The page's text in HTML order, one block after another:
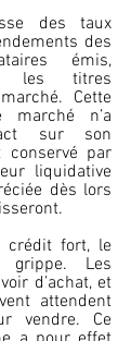
des taux
des
émis,
les titres
Cette
n’a
sur son
par
liquidative
dès lors
crédit fort, le
grippe. Les
d’achat, et
attendent
vendre. Ce